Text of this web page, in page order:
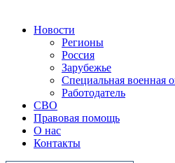
Новости
Регионы
Россия
Зарубежье
Специальная военная
Работодатель
СВО
Правовая помощь
О нас
Контакты